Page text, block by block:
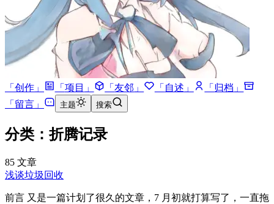
「 创作 」 「 项目 」 「友邻 」 「 自述 」 「 归档 」
「 留言 」 主题 搜索
分类：折腾记录
85 文章
浅谈垃圾回收
前言 又是一篇计划了很久的文章，7 月初就打算写了，一直拖